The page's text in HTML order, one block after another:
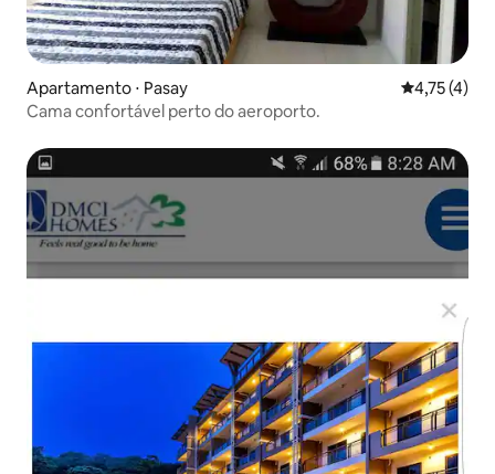
Apartamento ⋅ Pasay 4,75 de
4,75 (4)
Cama confortável perto do aeroporto.